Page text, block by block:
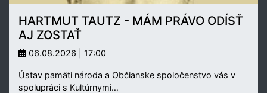
HARTMUT TAUTZ - MÁM PRÁVO ODÍSŤ
AJ ZOSTAŤ
06.08.2026 | 17:00
Ústav pamäti národa a Občianske spoločenstvo vás v
spolupráci s Kultúrnymi…